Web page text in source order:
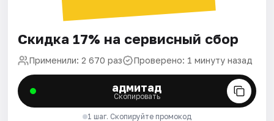
Скидка 17% на сервисный сбор
Применили: 2 670 раз Проверено: 1 минуту назад
адмитад
Скопировать
1 шаг. Скопируйте промокод